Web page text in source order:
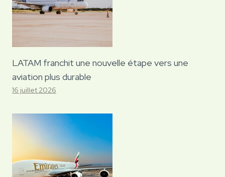
LATAM franchit une nouvelle étape vers une
aviation plus durable
16 juillet 2026